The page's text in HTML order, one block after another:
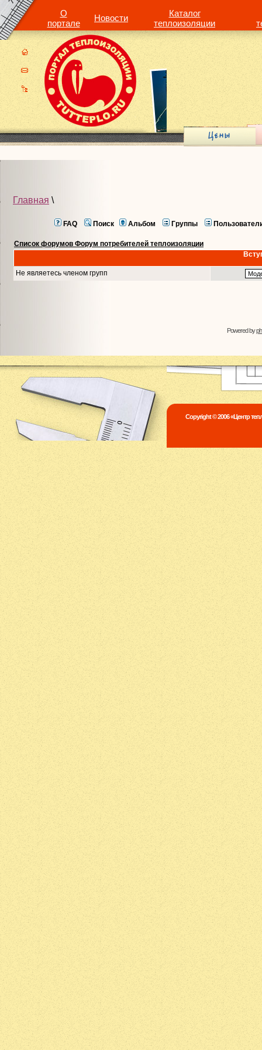
О
портале
Новости
Каталог
теплоизоляции
Главная \
FAQ Поиск Альбом Группы
Список форумов Форум потребителей теплоизоляции
Не являетесь членом групп
Powered by
Copyright © 2006 «Центр